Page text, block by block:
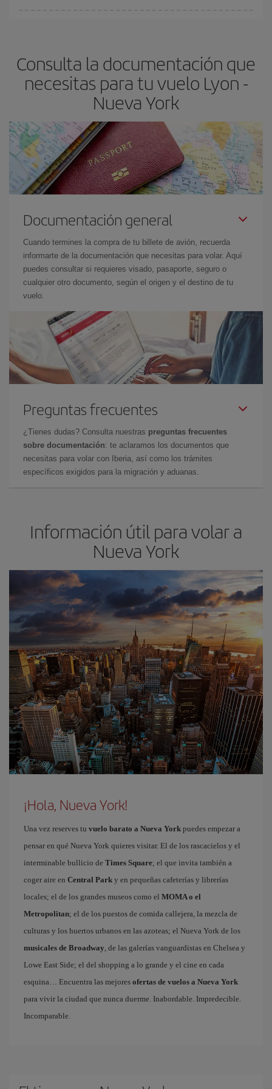
Consulta la documentación que
necesitas para tu vuelo Lyon -
Nueva York
Documentación general
Cuando termines la compra de tu billete de avión, recuerda
informarte de la documentación que necesitas para volar. Aquí
puedes consultar si requieres visado, pasaporte, seguro o
cualquier otro documento, según el origen y el destino de tu
vuelo.
Preguntas frecuentes
¿Tienes dudas? Consulta nuestras preguntas frecuentes
sobre documentación: te aclaramos los documentos que
necesitas para volar con Iberia, así como los trámites
específicos exigidos para la migración y aduanas.
Información útil para volar a
Nueva York
¡Hola, Nueva York!
Una vez reserves tu vuelo barato a Nueva York puedes empezar a
pensar en qué Nueva York quieres visitar. El de los rascacielos y el
interminable bullicio de Times Square; el que invita también a
coger aire en Central Park y en pequeñas cafeterías y librerías
locales; el de los grandes museos como el MOMA o el
Metropolitan; el de los puestos de comida callejera, la mezcla de
culturas y los huertos urbanos en las azoteas; el Nueva York de los
musicales de Broadway, de las galerías vanguardistas en Chelsea y
Lowe East Side; el del shopping a lo grande y el cine en cada
esquina… Encuentra las mejores ofertas de vuelos a Nueva York
para vivir la ciudad que nunca duerme. Inabordable. Impredecible.
Incomparable.